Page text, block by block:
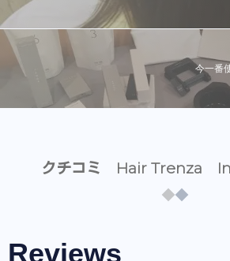
今一番
クチコミ Hair Trenza
Reviews